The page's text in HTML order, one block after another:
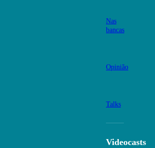
Nas
bancas
Opinião
Talks
Videocasts